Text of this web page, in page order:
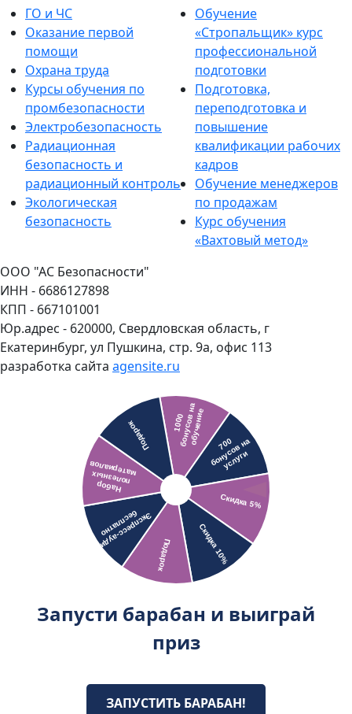
ГО и ЧС
Оказание первой
помощи
Охрана труда
Курсы обучения по
промбезопасности
Электробезопасность
Радиационная
безопасность и
радиационный контроль
Экологическая
безопасность
Обучение
«Стропальщик» курс
профессиональной
подготовки
Подготовка,
переподготовка и
повышение
квалификации рабочих
кадров
Обучение менеджеров
по продажам
Курс обучения
«Вахтовый метод»
ООО "АС Безопасности"
ИНН - 6686127898
КПП - 667101001
Юр.адрес - 620000, Свердловская область, г
Екатеринбург, ул Пушкина, стр. 9а, офис 113
разработка сайта agensite.ru
Запусти барабан и выиграй
приз
ЗАПУСТИТЬ БАРАБАН!